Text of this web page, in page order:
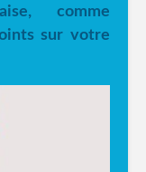
comme
sur votre